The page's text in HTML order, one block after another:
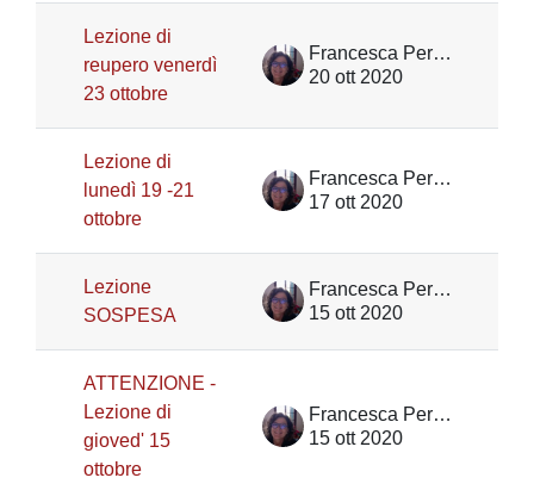
Lezione di
reupero venerdì
23 ottobre
Francesca Peressotti
20 ott 2020
Lezione di
lunedì 19 -21
ottobre
Francesca Peressotti
17 ott 2020
Lezione
SOSPESA
Francesca Peressotti
15 ott 2020
ATTENZIONE -
Lezione di
gioved' 15
ottobre
Francesca Peressotti
15 ott 2020